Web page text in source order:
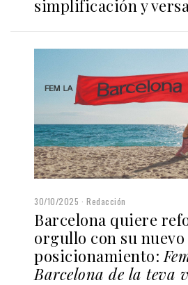
simplificación y
30/10/2025 Redacción
Barcelona quiere
orgullo con su nuevo
posicionamiento:
Barcelona de la teva